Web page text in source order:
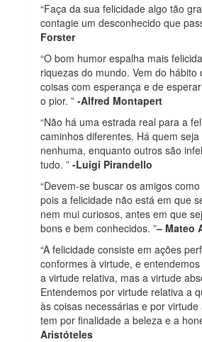
“Faça da sua felicidade algo tão
contagie um desconhecido que
Forster
“O bom humor espalha mais
riquezas do mundo. Vem do hábito
coisas com esperança e de
o pior. ”-Alfred Montapert
“Não há uma estrada real para a
caminhos diferentes. Há quem
nenhuma, enquanto outros são
tudo. ”-Luigi Pirandello
“Devem-se buscar os amigos
pois a felicidade não está em que
nem mui curiosos, antes em que
bons e bem conhecidos. ”– Mateo
“A felicidade consiste em ações
conformes à virtude, e
a virtude relativa, mas a virtude
Entendemos por virtude relativa a
às coisas necessárias e por
tem por finalidade a beleza e a
Aristóteles